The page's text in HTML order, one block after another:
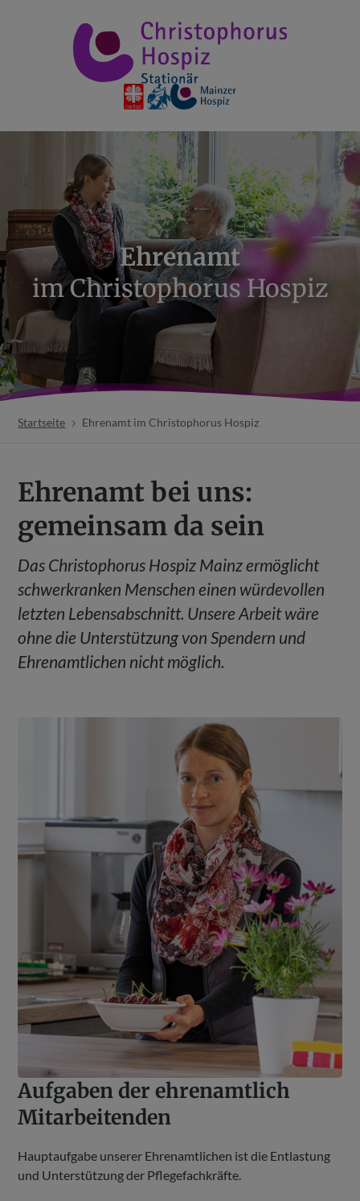
Ehrenamt
im Christophorus Hospiz
Startseite Ehrenamt im Christophorus Hospiz
Ehrenamt bei uns:
gemeinsam da sein
Das Christophorus Hospiz Mainz ermöglicht
schwerkranken Menschen einen würdevollen
letzten Lebensabschnitt. Unsere Arbeit wäre
ohne die Unterstützung von Spendern und
Ehrenamtlichen nicht möglich.
Aufgaben der ehrenamtlich
Mitarbeitenden
Hauptaufgabe unserer Ehrenamtlichen ist die Entlastung
und Unterstützung der Pflegefachkräfte.